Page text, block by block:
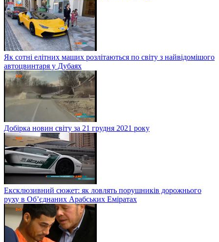
Як сотні елітних маших розлітаються по світу з найвідомішого
автоцвинтаря у Дубаях
Добірка новин світу за 21 грудня 2021 року
Ексклюзивний сюжет: як ловлять порушників дорожнього
руху в Об’єднаних Арабських Еміратах